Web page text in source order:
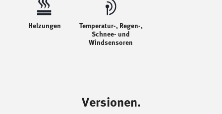
Heizungen
Temperatur-, Regen-,
Schnee- und
Windsensoren
Versionen.